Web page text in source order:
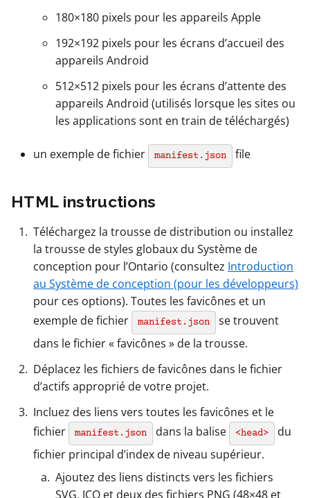
180×180 pixels pour les appareils Apple
192×192 pixels pour les écrans d’accueil des
appareils Android
512×512 pixels pour les écrans d’attente des
appareils Android (utilisés lorsque les sites ou
les applications sont en train de téléchargés)
un exemple de fichier manifest.json file
HTML instructions
Téléchargez la trousse de distribution ou installez
la trousse de styles globaux du Système de
conception pour l’Ontario (consultez Introduction
au Système de conception (pour les développeurs)
pour ces options). Toutes les favicônes et un
exemple de fichier
manifest.json
se trouvent
dans le fichier « favicônes » de la trousse.
Déplacez les fichiers de favicônes dans le fichier
d’actifs approprié de votre projet.
Incluez des liens vers toutes les favicônes et le
fichier
manifest.json dans la balise <head>
du
fichier principal d’index de niveau supérieur.
Ajoutez des liens distincts vers les fichiers
SVG, ICO et deux des fichiers PNG (48×48 et